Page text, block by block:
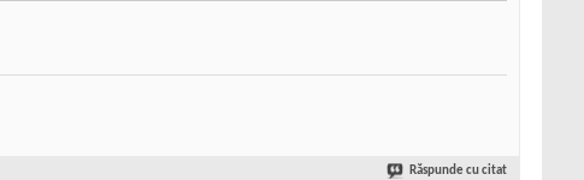
Răspunde cu citat